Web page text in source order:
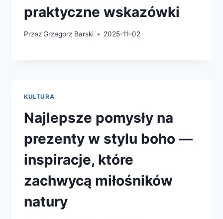
praktyczne wskazówki
PrzezGrzegorz Barski 2025-11-02
KULTURA
Najlepsze pomysły na
prezenty w stylu boho —
inspiracje, które
zachwycą miłośników
natury